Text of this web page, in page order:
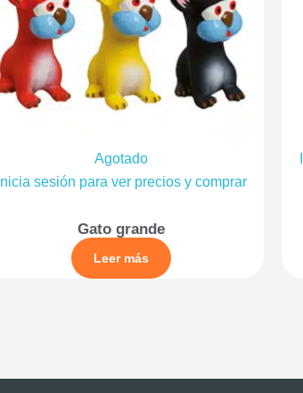
Agotado
Inicia sesión para ver precios y comprar
Gato grande
Leer más